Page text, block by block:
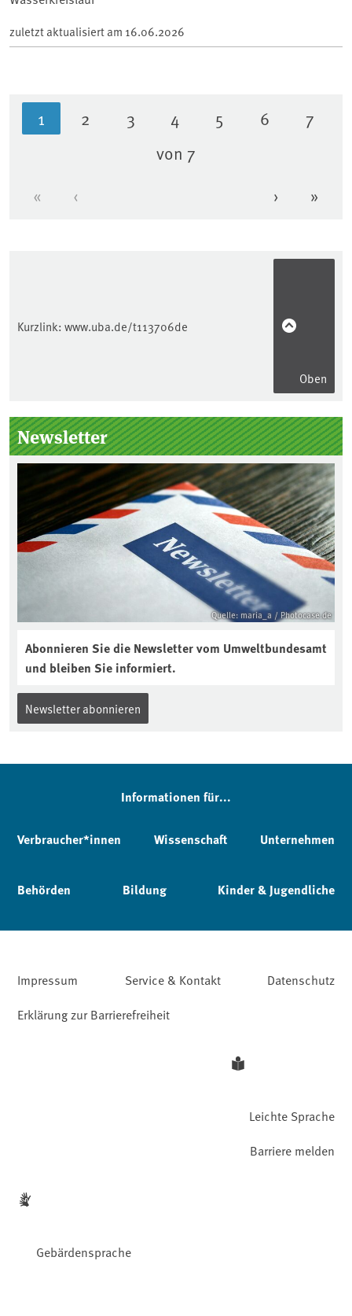
zuletzt aktualisiert am 16.06.2026
Erste Seite
« Vorherige Seite
‹
Aktuelle Seite
1 Seite
2 Seite
3 Seite
4 Seite
5 Seite
6 Seite
7
von 7
Nächste
› »
Kurzlink: www.uba.de/t113706de
Oben
Seitenleiste
Newsletter
Quelle: maria_a / Photocase.de
Abonnieren Sie die Newsletter vom Umweltbundesamt
und bleiben Sie informiert.
Newsletter abonnieren
Informationen für...
Verbraucher*innen Wissenschaft Unternehmen
Behörden Bildung Kinder & Jugendliche
Impressum Service & Kontakt
Datenschutz
Erklärung zur Barrierefreiheit
Leichte Sprache
Gebärdensprache
Barriere melden